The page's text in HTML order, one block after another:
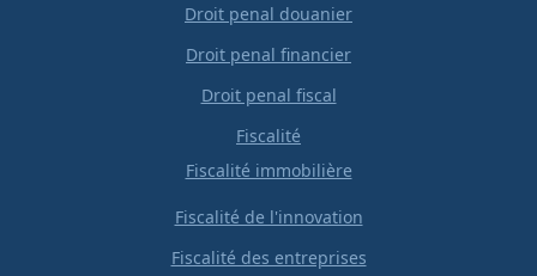
Droit penal douanier
Droit penal financier
Droit penal fiscal
Fiscalité
Fiscalité immobilière
Fiscalité de l'innovation
Fiscalité des entreprises